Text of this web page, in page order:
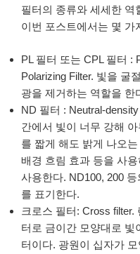
필터의 종류와 세세한 역
이번 포스트에서는 몇 가
PL 필터 또는 CPL 필터 :
Polarizing Filter. 빛을 굴
광을 제거하는 역할을 한
ND 필터 : Neutral-
간에서 빛이 너무 강해
를 짧게 해도 밝게 나오
배경 흐림 효과 등을 사
사용한다. ND100, 200
를 표기한다.
크로스 필터: Cross filter.
터로 금이간 모양대로 빛
터이다. 광원이 십자가